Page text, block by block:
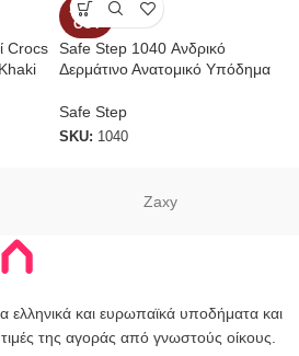
Crocs
SOLD
OUT
Safe Step 1040 Ανδρικό
Δερμάτινο Ανατομικό Υπόδημα
Safe Step
SKU: 1040
Zaxy
ελληνικά και ευρωπαϊκά υποδήματα και
της αγοράς από γνωστούς οίκους.